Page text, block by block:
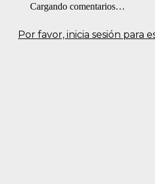
Por favor, inicia sesión para
Cargando comentarios…